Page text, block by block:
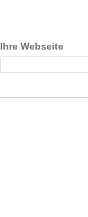
Ihre Webseite